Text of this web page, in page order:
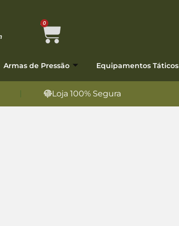
0
Armas de Pressão Equipamentos Táticos
Loja 100% Segura